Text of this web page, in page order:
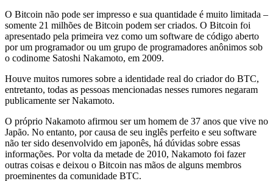
O Bitcoin não pode ser impresso e sua quantidade é muito limitada –
somente 21 milhões de Bitcoin podem ser criados. O Bitcoin foi
apresentado pela primeira vez como um software de código aberto
por um programador ou um grupo de programadores anônimos sob
o codinome Satoshi Nakamoto, em 2009.
Houve muitos rumores sobre a identidade real do criador do BTC,
entretanto, todas as pessoas mencionadas nesses rumores negaram
publicamente ser Nakamoto.
O próprio Nakamoto afirmou ser um homem de 37 anos que vive no
Japão. No entanto, por causa de seu inglês perfeito e seu software
não ter sido desenvolvido em japonês, há dúvidas sobre essas
informações. Por volta da metade de 2010, Nakamoto foi fazer
outras coisas e deixou o Bitcoin nas mãos de alguns membros
proeminentes da comunidade BTC.